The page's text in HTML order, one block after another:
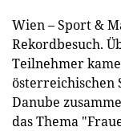
Wien – Sport &
Rekordbesuch.
Teilnehmer
österreichischen
Danube
das Thema